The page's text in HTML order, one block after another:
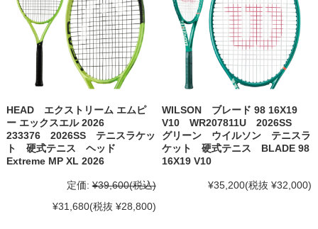
HEAD エクストリーム エムピ
ー エックスエル 2026
233376 2026SS テニスラケッ
ト 硬式テニス ヘッド
Extreme MP XL 2026
定価: ¥39,600(税込)
¥31,680(税抜 ¥28,800)
WILSON ブレード 98 16X19
V10 WR207811U 2026SS
グリーン ウイルソン テニスラ
ケット 硬式テニス BLADE 98
16X19 V10
¥35,200(税抜 ¥32,000)